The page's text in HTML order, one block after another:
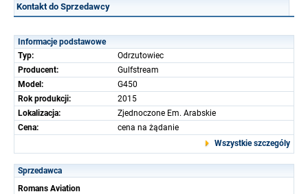
Kontakt do Sprzedawcy
Informacje podstawowe
Typ:
Odrzutowiec
Producent:
Gulfstream
Model:
G450
Rok produkcji:
2015
Lokalizacja:
Zjednoczone Em. Arabskie
Cena:
cena na żądanie
Wszystkie szczególy
Sprzedawca
Romans Aviation